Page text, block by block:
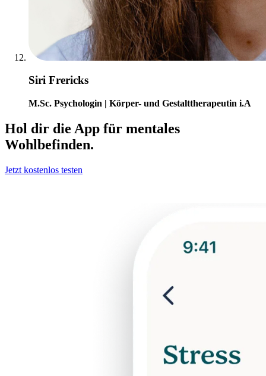
Siri Frericks
M.Sc. Psychologin | Körper- und Gestalttherapeutin i.A
Hol dir die App für mentales
Wohlbefinden.
Jetzt kostenlos testen